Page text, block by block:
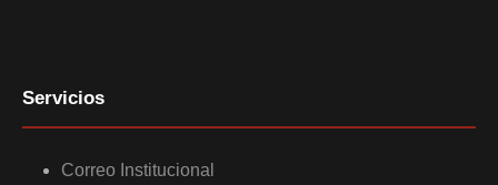
Servicios
Correo Institucional